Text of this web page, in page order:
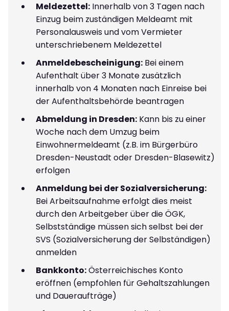
Meldezettel: Innerhalb von 3 Tagen nach
Einzug beim zuständigen Meldeamt mit
Personalausweis und vom Vermieter
unterschriebenem Meldezettel
Anmeldebescheinigung: Bei einem
Aufenthalt über 3 Monate zusätzlich
innerhalb von 4 Monaten nach Einreise bei
der Aufenthaltsbehörde beantragen
Abmeldung in Dresden: Kann bis zu einer
Woche nach dem Umzug beim
Einwohnermeldeamt (z.B. im Bürgerbüro
Dresden-Neustadt oder Dresden-Blasewitz)
erfolgen
Anmeldung bei der Sozialversicherung:
Bei Arbeitsaufnahme erfolgt dies meist
durch den Arbeitgeber über die ÖGK,
Selbstständige müssen sich selbst bei der
SVS (Sozialversicherung der Selbständigen)
anmelden
Bankkonto:Österreichisches Konto
eröffnen (empfohlen für Gehaltszahlungen
und Daueraufträge)